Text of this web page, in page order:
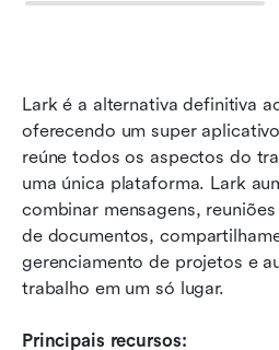
Lark é a alternativa definitiva
oferecendo um super
reúne todos os aspectos do
uma única plataforma. Lark
combinar mensagens,
de documentos,
gerenciamento de projetos e
trabalho em um só lugar.
Principais recursos: